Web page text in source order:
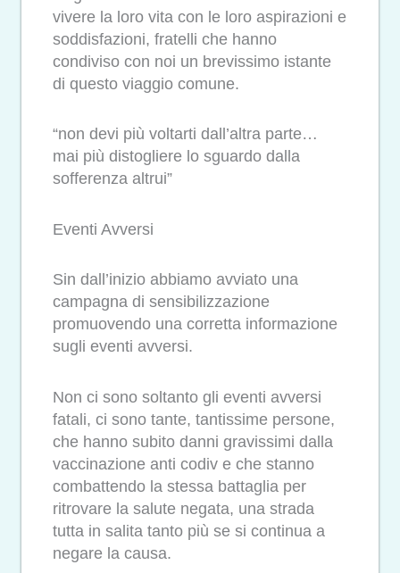
vivere la loro vita con le loro aspirazioni e
soddisfazioni, fratelli che hanno
condiviso con noi un brevissimo istante
di questo viaggio comune.
“non devi più voltarti dall’altra parte…
mai più distogliere lo sguardo dalla
sofferenza altrui”
Eventi Avversi
Sin dall’inizio abbiamo avviato una
campagna di sensibilizzazione
promuovendo una corretta informazione
sugli eventi avversi.
Non ci sono soltanto gli eventi avversi
fatali, ci sono tante, tantissime persone,
che hanno subito danni gravissimi dalla
vaccinazione anti codiv e che stanno
combattendo la stessa battaglia per
ritrovare la salute negata, una strada
tutta in salita tanto più se si continua a
negare la causa.